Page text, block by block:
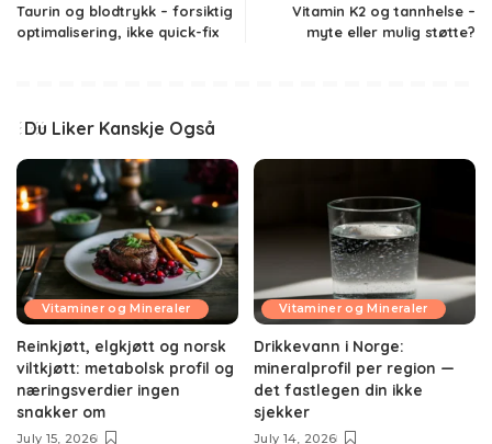
Taurin og blodtrykk – forsiktig
optimalisering, ikke quick-fix
Vitamin K2 og tannhelse –
myte eller mulig støtte?
Du Liker Kanskje Også
Vitaminer og Mineraler
Reinkjøtt, elgkjøtt og norsk
viltkjøtt: metabolsk profil og
næringsverdier ingen
snakker om
July 15, 2026
Vitaminer og Mineraler
Drikkevann i Norge:
mineralprofil per region —
det fastlegen din ikke
sjekker
July 14, 2026